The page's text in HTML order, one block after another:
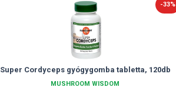
-33%
Super Cordyceps gyógygomba tabletta, 120db
MUSHROOM WISDOM